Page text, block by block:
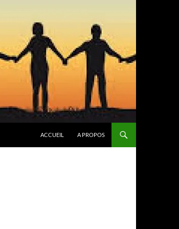
ACCUEIL A PROPOS